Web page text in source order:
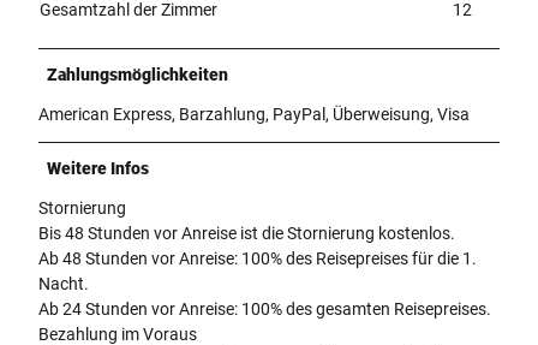
Gesamtzahl der Zimmer
12
Zahlungsmöglichkeiten
American Express, Barzahlung, PayPal, Überweisung, Visa
Weitere Infos
Stornierung
Bis 48 Stunden vor Anreise ist die Stornierung kostenlos.
Ab 48 Stunden vor Anreise: 100% des Reisepreises für die 1.
Nacht.
Ab 24 Stunden vor Anreise: 100% des gesamten Reisepreises.
Bezahlung im Voraus